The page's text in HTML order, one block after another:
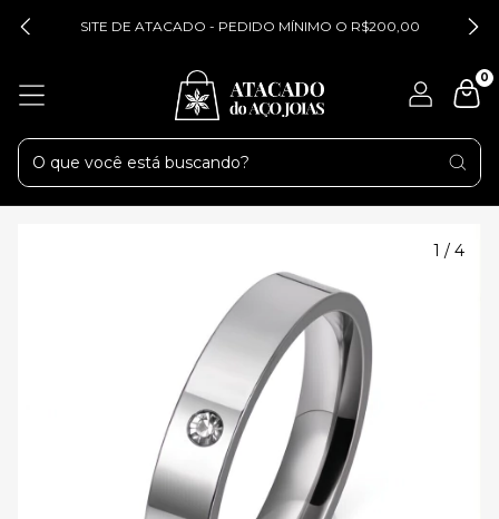
SITE DE ATACADO - PEDIDO MÍNIMO O R$200,00
0
1 / 4